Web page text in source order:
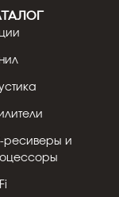
для
ресиверы и